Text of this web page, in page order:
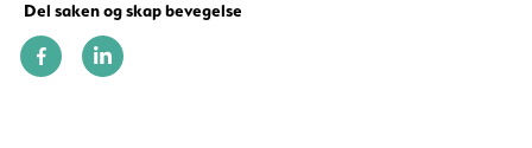
Del saken og skap bevegelse